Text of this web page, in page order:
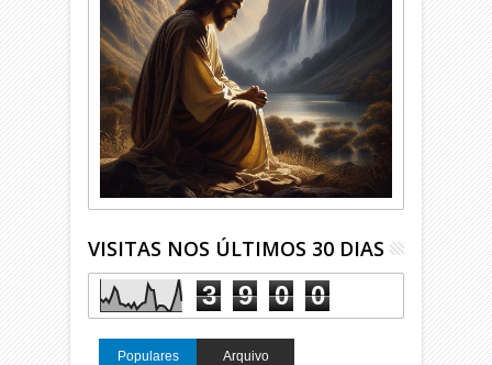
VISITAS NOS ÚLTIMOS 30 DIAS
3 9 0 0
Populares Arquivo